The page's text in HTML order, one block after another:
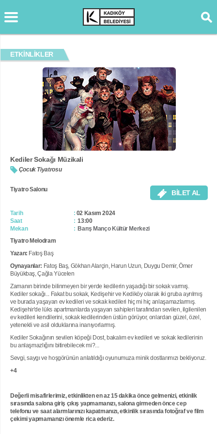
ETKİNLİKLER
Kediler Sokağı Müzikali
Çocuk Tiyatrosu
BİLET AL
Tarih
02 Kasım 2024
Saat
13:00
Mekan
Barış Manço Kültür Merkezi
Tiyatro Salonu
Tiyatro Melodram
Yazan: Fatoş Baş
Oynayanlar: Fatoş Baş, Gökhan Alarçin, Harun Uzun, Duygu Demir, Ömer
Büyükbaş, Çağla Yücelen
Zamanın birinde bilinmeyen bir yerde kedilerin yaşadığı bir sokak varmış.
Kediler sokağı... Fakat bu sokak, Kedişehir ve Kediköy olarak iki gruba ayrılmış
ve burada yaşayan ev kedileri ve sokak kedileri hiç mi hiç anlaşamazlarmış.
Kedişehir'de lüks apartmanlarda yaşayan sahipleri tarafından sevilen, ilgilenilen
ev kedileri kendilerini, sokak kedilerinden üstün görüyor, onlardan güzel, özel,
yetenekli ve asil olduklarına inanıyorlarmış.
Kediler Sokağının sevilen köpeği Dost, bakalım ev kedileri ve sokak kedilerinin
bu anlaşmazlığını bitirebilecek mi?...
Sevgi, saygı ve hoşgörünün anlatıldığı oyunumuza minik dostlarımızı bekliyoruz.
+4
Değerli misafirlerimiz, etkinlikten en az 15 dakika önce gelmenizi, etkinlik
sırasında salona giriş çıkış yapmamanızı, salona girmeden önce cep
telefonu ve saat alarmlarınızı kapatmanızı, etkinlik sırasında fotoğraf ve film
çekimi yapmamanızı önemle rica ederiz.